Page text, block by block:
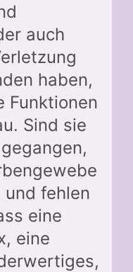
auch
haben,
Funktionen
Sind sie
fehlen
eine
eine